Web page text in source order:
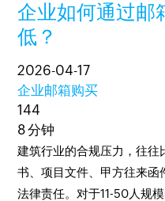
企业如何通过邮
低？
2026-04-17
企业邮箱购买
144
8 分钟
建筑行业的合规压力，往往
书、项目文件、甲方往来
法律责任。对于11-50人规